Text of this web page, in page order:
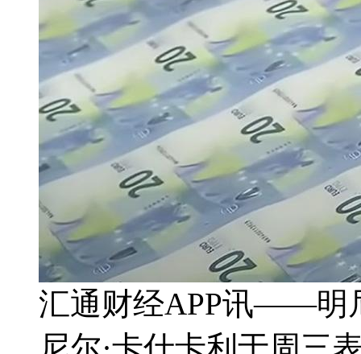
汇通财经APP讯——明
尼尔·卡什卡利于周三